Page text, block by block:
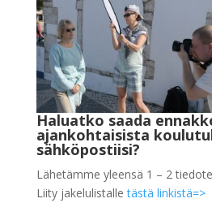
Haluatko saada
ajankohtaisista
sähköpostiisi?
Lähetämme yleensä 1 – 2
Liity jakelulistalletästä linkistä=>